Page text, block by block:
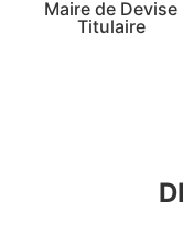
Maire de Devise
Titulaire